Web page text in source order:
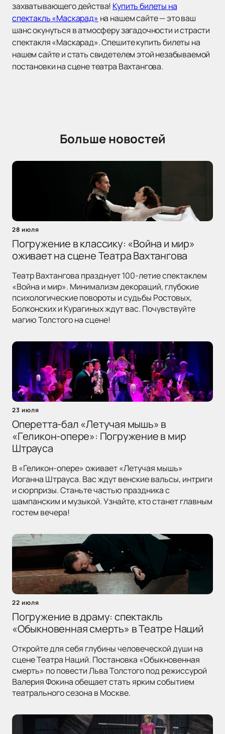
захватывающего действа! Купить билеты на
спектакль «Маскарад» на нашем сайте — это ваш
шанс окунуться в атмосферу загадочности и страсти
спектакля «Маскарад». Спешите купить билеты на
нашем сайте и стать свидетелем этой незабываемой
постановки на сцене театра Вахтангова.
Больше новостей
28 июля
Погружение в классику: «Война и мир»
оживает на сцене Театра Вахтангова
Театр Вахтангова празднует 100-летие спектаклем
«Война и мир». Минимализм декораций, глубокие
психологические повороты и судьбы Ростовых,
Болконских и Курагиных ждут вас. Почувствуйте
магию Толстого на сцене!
23 июля
Оперетта-бал «Летучая мышь» в
«Геликон-опере»: Погружение в мир
Штрауса
В «Геликон-опере» оживает «Летучая мышь»
Иоганна Штрауса. Вас ждут венские вальсы, интриги
и сюрпризы. Станьте частью праздника с
шампанским и музыкой. Узнайте, кто станет главным
гостем вечера!
22 июля
Погружение в драму: спектакль
«Обыкновенная смерть» в Театре Наций
Откройте для себя глубины человеческой души на
сцене Театра Наций. Постановка «Обыкновенная
смерть» по повести Льва Толстого под режиссурой
Валерия Фокина обещает стать ярким событием
театрального сезона в Москве.